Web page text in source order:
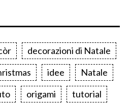
decorazioni di Natale
idee
Natale
origami
tutorial